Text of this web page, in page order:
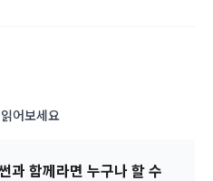
“회사”)와 “회원” 간에 정보 서
용한다는 것은 “회원”이 본 약
다. 본 약관은 저작권 분쟁 정책
호를 여러 경영요소 가운데 최
료까지 정보통신망 이용촉진 및
목적 등의 광고성 정보를 전자
알림톡), 푸시, 전화 등을 통해
어보세요
과 함께라면 누구나 할 수
세한 사항은
이트
을 확인했습니다.